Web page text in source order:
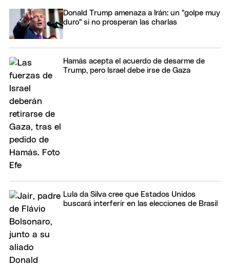
Donald Trump amenaza a Irán: un "golpe muy
duro" si no prosperan las charlas
Hamás acepta el acuerdo de desarme de
Trump, pero Israel debe irse de Gaza
Lula da Silva cree que Estados Unidos
buscará interferir en las elecciones de Brasil